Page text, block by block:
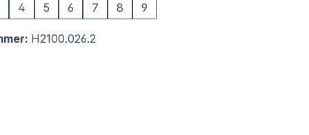
4 5 6 7 8 9
H2100.026.2